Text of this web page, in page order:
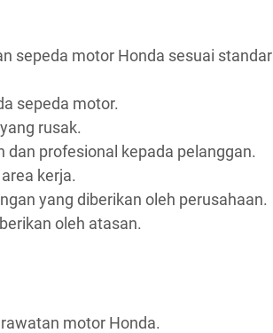
sepeda motor Honda sesuai standar
sepeda motor.
rusak.
profesional kepada pelanggan.
kerja.
yang diberikan oleh perusahaan.
oleh atasan.
motor Honda.